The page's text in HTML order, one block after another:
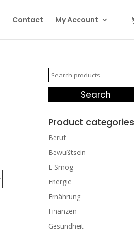
Contact My Account
Search
for:
Search
Product categories
Beruf
Bewußtsein
E-Smog
Energie
Ernährung
Finanzen
Gesundheit